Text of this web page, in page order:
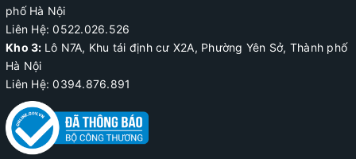
phố Hà Nội
Liên Hệ:0522.026.526
Kho 3: Lô N7A, Khu tái định cư X2A, Phường Yên Sở, Thành phố
Hà Nội
Liên Hệ: 0394.876.891